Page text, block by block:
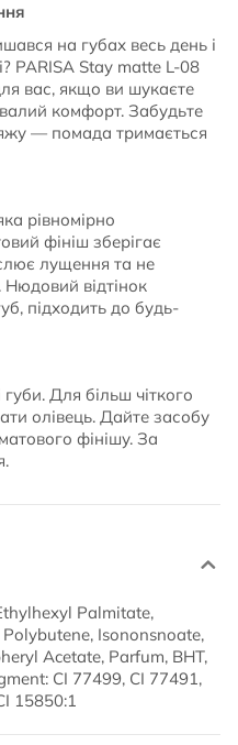
на губах весь день і
PARISA Stay matte L-08
вас, якщо ви шукаєте
комфорт. Забудьте
— помада тримається
рівномірно
фініш зберігає
лущення та не
Нюдовий відтінок
підходить до будь-
Для більш чіткого
олівець. Дайте засобу
фінішу. За
Palmitate,
Isononsnoate,
Acetate, Parfum, BHT,
CI 77499, CI 77491,
15850:1